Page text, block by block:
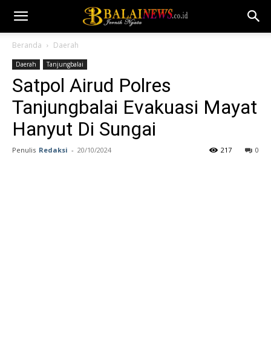
Beranda Daerah
Daerah Tanjungbalai
Satpol Airud Polres
Tanjungbalai Evakuasi Mayat
Hanyut Di Sungai
Penulis Redaksi - 20/10/2024 0
217